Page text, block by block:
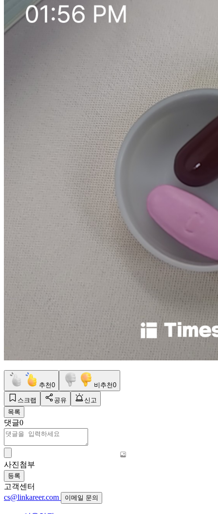
추천0 비추천0
스크랩 공유
신고
목록
댓글0
사진첨부
등록
고객센터
cs@linkareer.com
이메일 문의